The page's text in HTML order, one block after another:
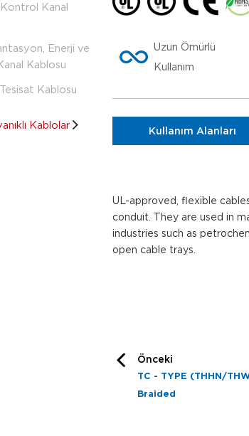
Kanal
Enerji ve
Kablosu
Kablosu
Kablolar
Uzun Ömürlü
Kullanım
Kullanım Alanları
UL-approved, flexible
conduit. They are used in
industries such as
open
Önceki
TC - TYPE (THHN/
Braided